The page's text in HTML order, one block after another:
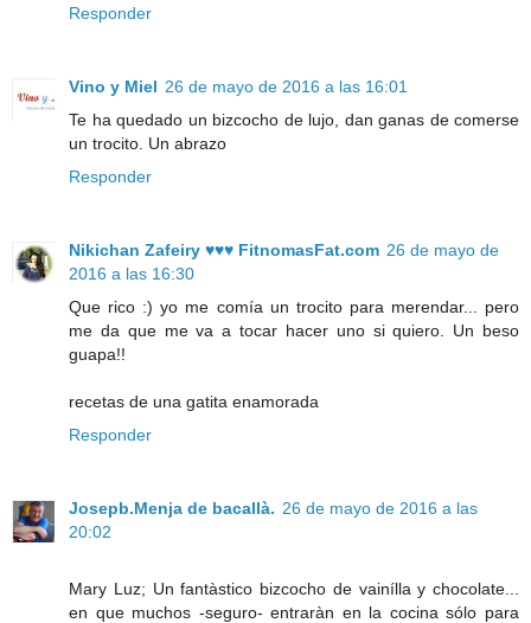
Responder
Vino y Miel 26 de mayo de 2016 a las 16:01
Te ha quedado un bizcocho de lujo, dan ganas de comerse
un trocito. Un abrazo
Responder
Nikichan Zafeiry ♥♥♥ FitnomasFat.com 26 de mayo de
2016 a las 16:30
Que rico :) yo me comía un trocito para merendar... pero
me da que me va a tocar hacer uno si quiero. Un beso
guapa!!
recetas de una gatita enamorada
Responder
Josepb.Menja de bacallà. 26 de mayo de 2016 a las
20:02
Mary Luz; Un fantàstico bizcocho de vainílla y chocolate...
en que muchos -seguro- entraràn en la cocina sólo para